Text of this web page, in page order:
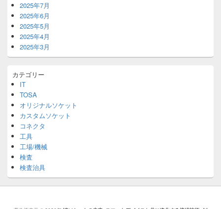
2025年7月
2025年6月
2025年5月
2025年4月
2025年3月
カテゴリー
IT
TOSA
オリジナルソケット
カスタムソケット
コネクタ
工具
工場/機械
検査
検査治具